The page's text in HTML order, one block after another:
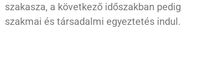
szakasza, a következő időszakban pedig
szakmai és társadalmi egyeztetés indul.